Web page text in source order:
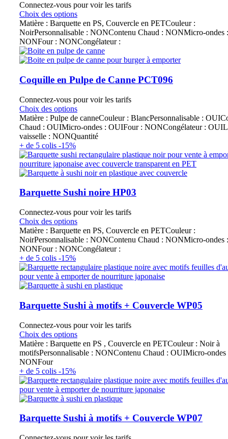
Connectez-vous pour voir les tarifs
Choix des options
Matière : Barquette en PS, Couvercle en PETCouleur :
NoirPersonnalisable : NONContenu Chaud : NONMicro-ondes :
NONFour : NONCongélateur :
Coquille en Pulpe de Canne PCT096
Connectez-vous pour voir les tarifs
Choix des options
Matière : Pulpe de canneCouleur : BlancPersonnalisable :
Chaud : OUIMicro-ondes : OUIFour : NONCongélateur :
vaisselle : NONQuantité
+ de 5 colis -15%
Barquette Sushi noire HP03
Connectez-vous pour voir les tarifs
Choix des options
Matière : Barquette en PS, Couvercle en PETCouleur :
NoirPersonnalisable : NONContenu Chaud : NONMicro-ondes :
NONFour : NONCongélateur :
+ de 5 colis -15%
Barquette Sushi à motifs + Couvercle WP05
Connectez-vous pour voir les tarifs
Choix des options
Matière : Barquette en PS , Couvercle en PETCouleur : Noir à
motifsPersonnalisable : NONContenu Chaud : OUIMicro-ondes
NONFour
+ de 5 colis -15%
Barquette Sushi à motifs + Couvercle WP07